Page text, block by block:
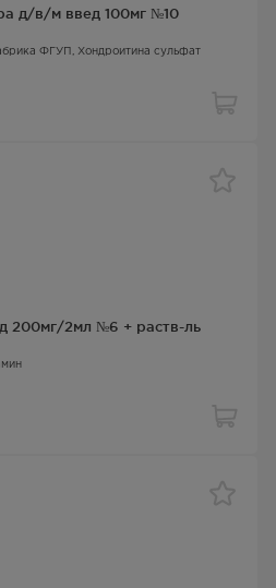
д/в/м введ 100мг №10
ФГУП, Хондроитина сульфат
200мг/2мл №6 + раств-ль